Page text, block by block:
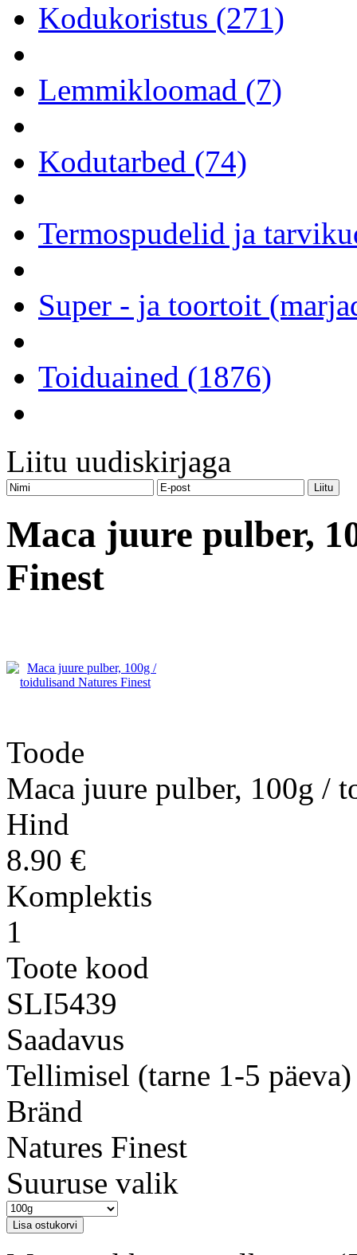
Kodukoristus (271)
Lemmikloomad (7)
Kodutarbed (74)
Termospudelid ja
Super - ja toortoit
Toiduained (1876)
Liitu uudiskirjaga
Maca juure pulber,
Finest
Toode
Maca juure pulber, 100g /
Hind
8.90 €
Komplektis
1
Toote kood
SLI5439
Saadavus
Tellimisel (tarne 1-5 päeva)
Bränd
Natures Finest
Suuruse valik